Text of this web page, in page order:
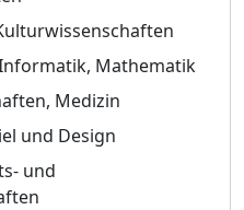
Mathematik
Medizin
und Design
und